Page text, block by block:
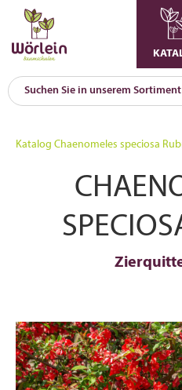
Katalog Chaenomeles speciosa